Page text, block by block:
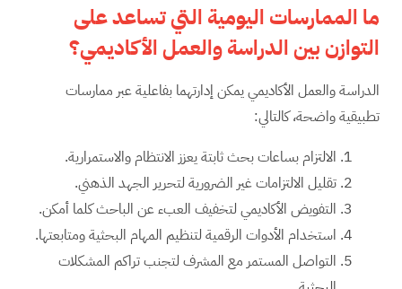
ما الممارسات اليومية التي تساعد على
التوازن بين الدراسة والعمل الأكاديمي؟
الدراسة والعمل الأكاديمي يمكن إدارتهما بفاعلية عبر ممارسات
تطبيقية واضحة، كالتالي:
الالتزام بساعات بحث ثابتة يعزز الانتظام والاستمرارية.
تقليل الالتزامات غير الضرورية لتحرير الجهد الذهني.
التفويض الأكاديمي لتخفيف العبء عن الباحث كلما أمكن.
استخدام الأدوات الرقمية لتنظيم المهام البحثية ومتابعتها.
التواصل المستمر مع المشرف لتجنب تراكم المشكلات